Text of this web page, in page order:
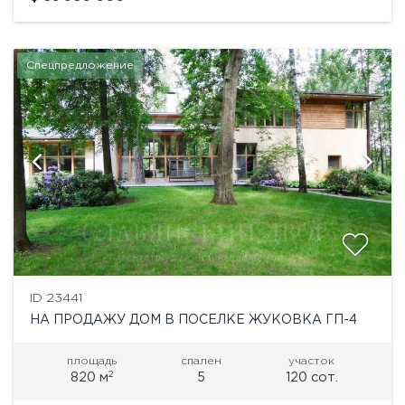
Спецпредложение
ID 23441
НА ПРОДАЖУ ДОМ В ПОСЕЛКЕ ЖУКОВКА ГП-4
площадь
820 м2
спален
5
участок
120 сот.